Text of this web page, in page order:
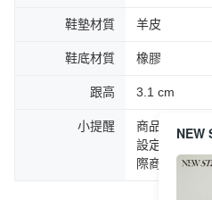
鞋墊材質 羊皮
鞋底材質 橡膠
跟高 3.1 cm
小提醒
商品圖片顏
設定不同，
際商品為主。
NEW